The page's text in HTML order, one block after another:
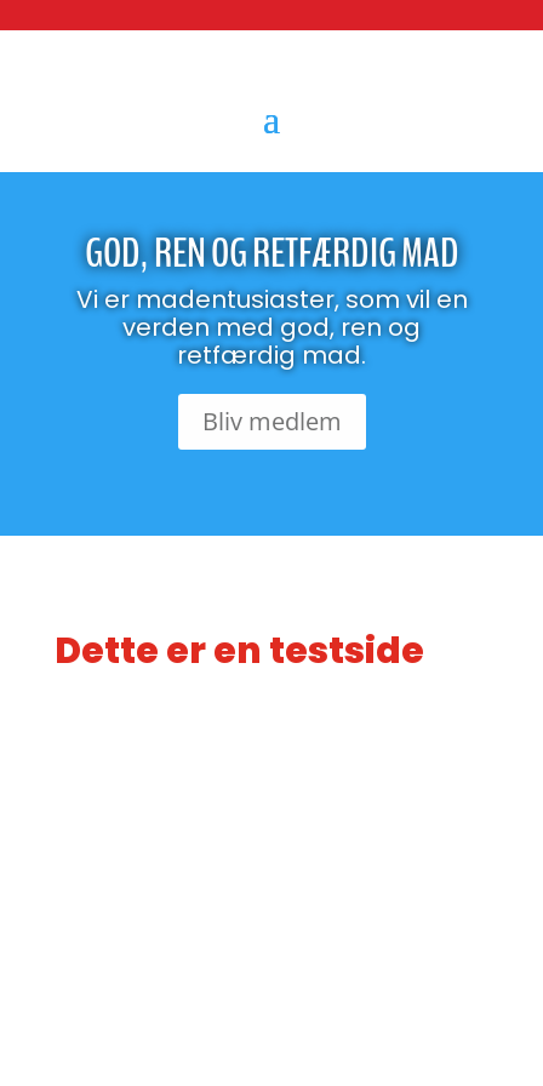
GOD, REN OG RETFÆRDIG MAD
Vi er madentusiaster, som vil en
verden med god, ren og
retfærdig mad.
Bliv medlem
Dette er en testside